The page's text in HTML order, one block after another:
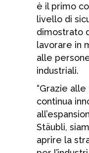
è il primo
livello di
dimostrato
lavorare in
alle
industriali.
“Grazie
continua
Stäubli,
aprire la